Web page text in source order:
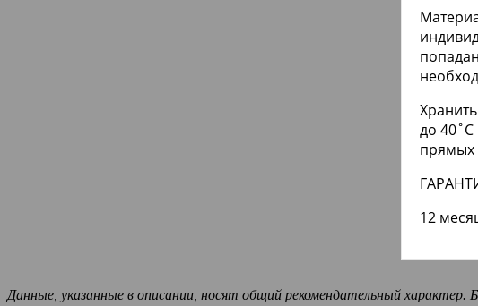
до 40˚С
прямых
12
Данные, указанные в описании, носят общий рекомендательный